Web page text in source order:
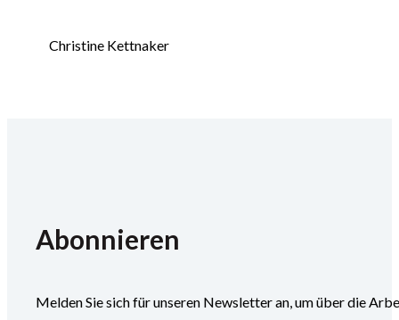
Christine Kettnaker
Abonnieren
Melden Sie sich für unseren Newsletter an, um über die